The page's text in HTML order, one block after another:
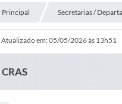
Principal Secretarias /
Atualizado em: 05/05/2026 às 13h51
CRAS